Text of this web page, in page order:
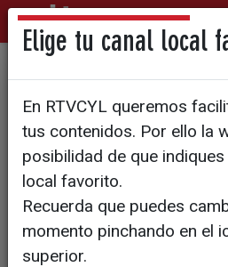
Gastroibérico:
los productos
protagonistas
Elige tu canal local
En RTVCYL queremos
tus contenidos. Por ello la
posibilidad de que
local favorito.
Recuerda que puedes
momento pinchando en el
superior.